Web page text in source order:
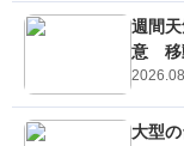
週間
意 移
大型